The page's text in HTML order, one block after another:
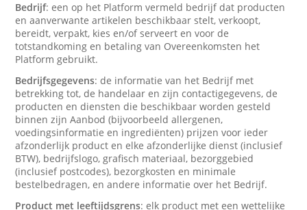
Bedrijf: een op het Platform vermeld bedrijf dat producten
en aanverwante artikelen beschikbaar stelt, verkoopt,
bereidt, verpakt, kies en/of serveert en voor de
totstandkoming en betaling van Overeenkomsten het
Platform gebruikt.
Bedrijfsgegevens: de informatie van het Bedrijf met
betrekking tot, de handelaar en zijn contactigegevens, de
producten en diensten die beschikbaar worden gesteld
binnen zijn Aanbod (bijvoorbeeld allergenen,
voedingsinformatie en ingrediënten) prijzen voor ieder
afzonderlijk product en elke afzonderlijke dienst (inclusief
BTW), bedrijfslogo, grafisch materiaal, bezorggebied
(inclusief postcodes), bezorgkosten en minimale
bestelbedragen, en andere informatie over het Bedrijf.
Product met leeftijdsgrens: elk product met een wettelijke